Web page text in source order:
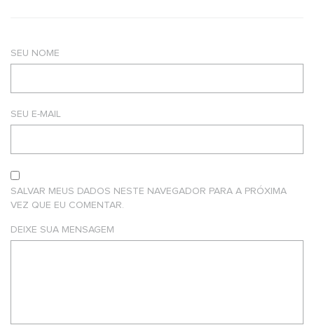
SEU NOME
SEU E-MAIL
SALVAR MEUS DADOS NESTE NAVEGADOR PARA A PRÓXIMA
VEZ QUE EU COMENTAR.
DEIXE SUA MENSAGEM